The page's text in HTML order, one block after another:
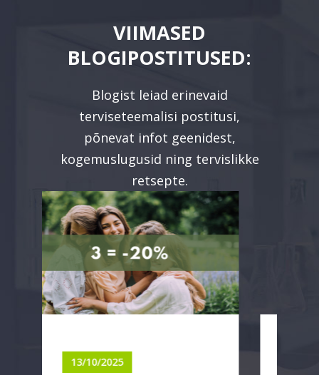
VIIMASED
BLOGIPOSTITUSED:
Blogist leiad erinevaid
terviseteemalisi postitusi,
põnevat infot geenidest,
kogemuslugusid ning tervislikke
retsepte.
12/07/2025